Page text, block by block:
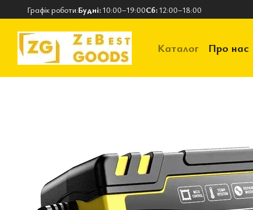
Перейти до основного контенту
Графік роботи:Будні:10:00–19:00Сб:12:00–18:00
Каталог Про нас